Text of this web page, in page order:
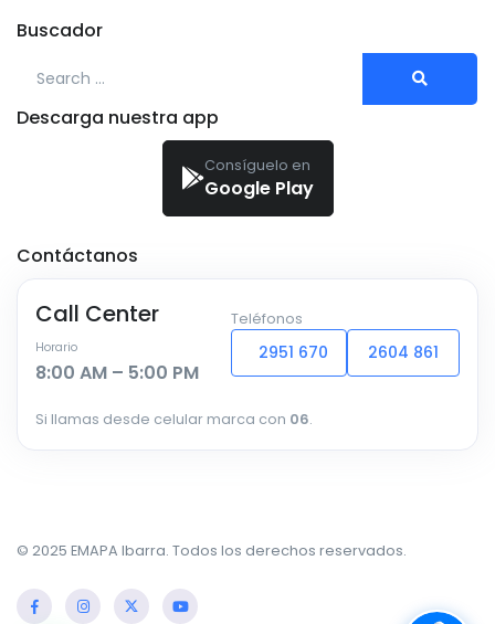
Buscador
Descarga nuestra app
Consíguelo en
Google Play
Contáctanos
Call Center
Horario
8:00 AM – 5:00 PM
Teléfonos
2951 670 2604 861
Si llamas desde celular marca con 06.
© 2025 EMAPA Ibarra. Todos los derechos reservados.